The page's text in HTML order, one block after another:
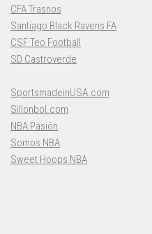
CFA Trasnos
Santiago Black Ravens FA
CSF Teo Football
SD Castroverde
SportsmadeinUSA.com
Sillonbol.com
NBA Pasión
Somos NBA
Sweet Hoops NBA